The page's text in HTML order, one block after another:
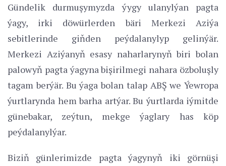
Gündelik durmuşymyzda ýygy ulanylýan pagta
ýagy, irki döwürlerden bäri Merkezi Aziýa
sebitlerinde giňden peýdalanylyp gelinýär.
Merkezi Aziýanyň esasy naharlarynyň biri bolan
palowyň pagta ýagyna bişirilmegi nahara özboluşly
tagam berýär. Bu ýaga bolan talap ABŞ we Ýewropa
ýurtlarynda hem barha artýar. Bu ýurtlarda iýmitde
günebakar, zeýtun, mekge ýaglary has köp
peýdalanylýar.
Biziň günlerimizde pagta ýagynyň iki görnüşi